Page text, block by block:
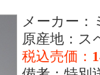
メーカー：
原産地：ス
税込売価：